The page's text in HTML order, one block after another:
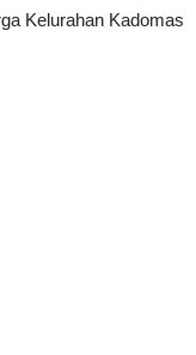
Kelurahan Kadomas